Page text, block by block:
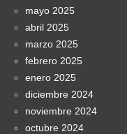
mayo 2025
abril 2025
marzo 2025
febrero 2025
enero 2025
diciembre 2024
noviembre 2024
octubre 2024